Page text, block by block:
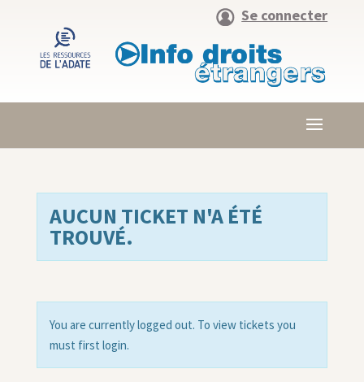
Se connecter
AUCUN TICKET N'A ÉTÉ
TROUVÉ.
You are currently logged out. To view tickets you
must first login.